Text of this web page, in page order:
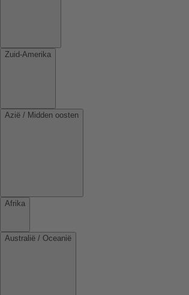
Zuid-Amerika
Azië / Midden oosten
Afrika
Australië / Oceanië